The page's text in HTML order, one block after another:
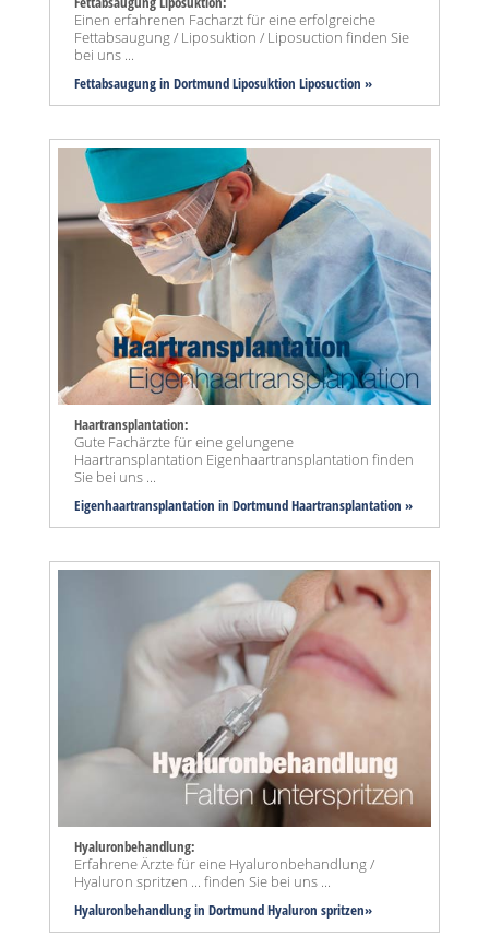
Einen erfahrenen Facharzt für eine erfolgreiche
Fettabsaugung / Liposuktion / Liposuction finden Sie
bei uns ...
Fettabsaugung in Dortmund Liposuktion Liposuction »
Haartransplantation:
Gute Fachärzte für eine gelungene
Haartransplantation Eigenhaartransplantation finden
Sie bei uns ...
Eigenhaartransplantation in Dortmund Haartransplantation »
Hyaluronbehandlung:
Erfahrene Ärzte für eine Hyaluronbehandlung /
Hyaluron spritzen ... finden Sie bei uns ...
Hyaluronbehandlung in Dortmund Hyaluron spritzen»